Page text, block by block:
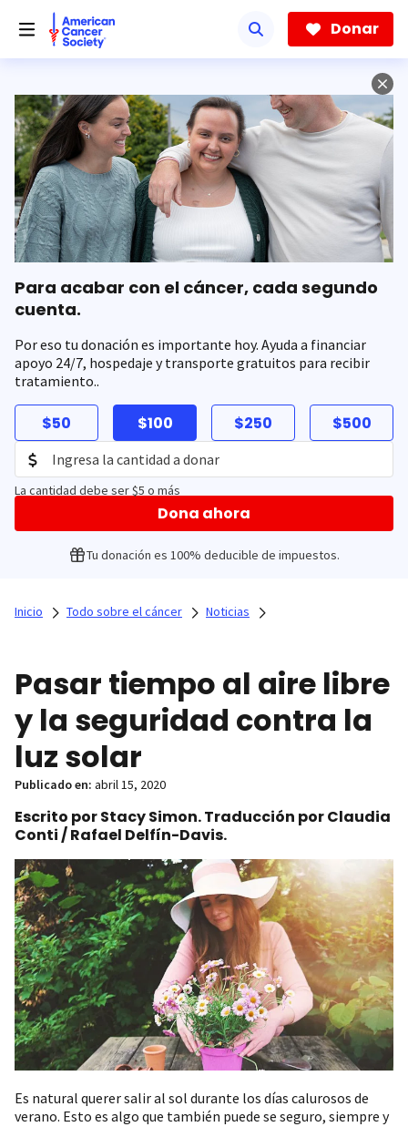
hacia
contenido
Donar
Para acabar con el cáncer, cada segundo
cuenta.
Por eso tu donación es importante hoy. Ayuda a financiar
apoyo 24/7, hospedaje y transporte gratuitos para recibir
tratamiento..
$50 $100 $250 $500
La cantidad debe ser $5 o más
Dona ahora
Tu donación es 100% deducible de impuestos.
Inicio Todo sobre el cáncer Noticias
Pasar tiempo al aire libre
y la seguridad contra la
luz solar
Publicado en: abril 15, 2020
Escrito por Stacy Simon. Traducción por Claudia
Conti / Rafael Delfín-Davis.
Es natural querer salir al sol durante los días calurosos de
verano. Esto es algo que también puede se seguro, siempre y